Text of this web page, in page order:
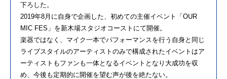
下ろした。
2019年8月に自身で企画した、初めての主催イベント「OUR
MIC FES」を新木場スタジオコーストにて開催。
楽器ではなく、マイク一本でパフォーマンスを行う自身と同じ
ライブスタイルのアーティストのみで構成されたイベントはア
ーティストもファンも一体となるイベントとなり大成功を収
め、今後も定期的に開催を望む声が後を絶たない。